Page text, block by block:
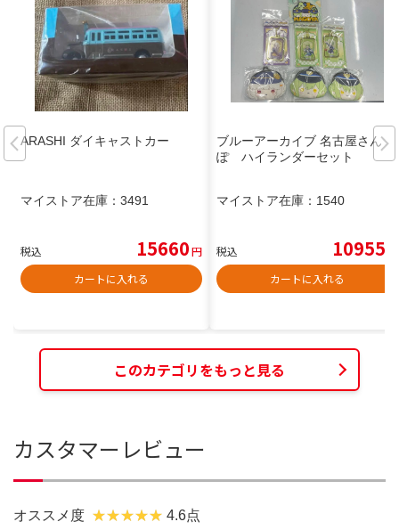
ARASHI ダイキャストカー
マイストア在庫： 3491
税込 15660円
カートに入れる
ブルーアーカイブ 名古屋さん
ぽ ハイランダーセット
マイストア在庫： 1540
税込 10955
カートに入れる
このカテゴリをもっと見る
カスタマーレビュー
オススメ度 4.6点